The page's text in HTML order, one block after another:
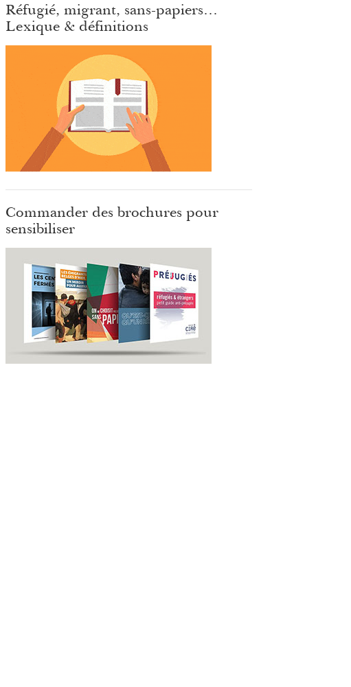
Réfugié, migrant, sans-papiers…
Lexique & définitions
Commander des brochures pour
sensibiliser